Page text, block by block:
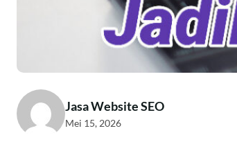
Jasa Website SEO
Mei 15, 2026